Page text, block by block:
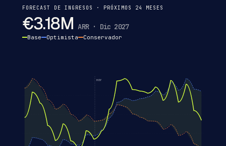
FORECAST DE INGRESOS · PRÓXIMOS 24 MESES
€3.18MARR · Dic 2027
Base Optimista Conservador
HOY